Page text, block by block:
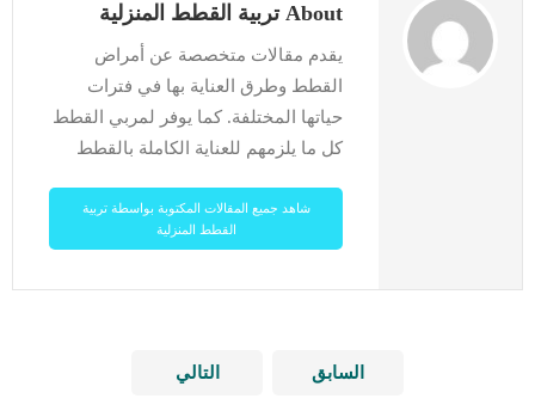
About تربية القطط المنزلية
يقدم مقالات متخصصة عن أمراض
القطط وطرق العناية بها في فترات
حياتها المختلفة. كما يوفر لمربي القطط
كل ما يلزمهم للعناية الكاملة بالقطط
شاهد جميع المقالات المكتوبة بواسطة تربية
القطط المنزلية
السابق التالي